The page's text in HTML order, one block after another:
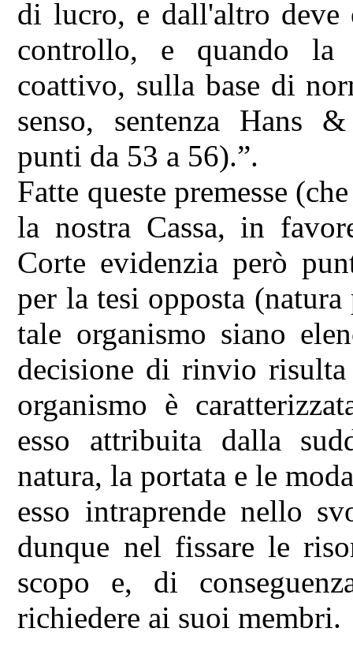
di lucro, e dall'altro deve
controllo, e quando la
coattivo, sulla base di
senso, sentenza Hans
punti da 53 a 56).”.
Fatte queste premesse
la nostra Cassa, in
Corte evidenzia però
per la tesi opposta
tale organismo siano
decisione di rinvio
organismo è
esso attribuita dalla
natura, la portata e le
esso intraprende nello
dunque nel fissare le
scopo e, di
richiedere ai suoi membri.